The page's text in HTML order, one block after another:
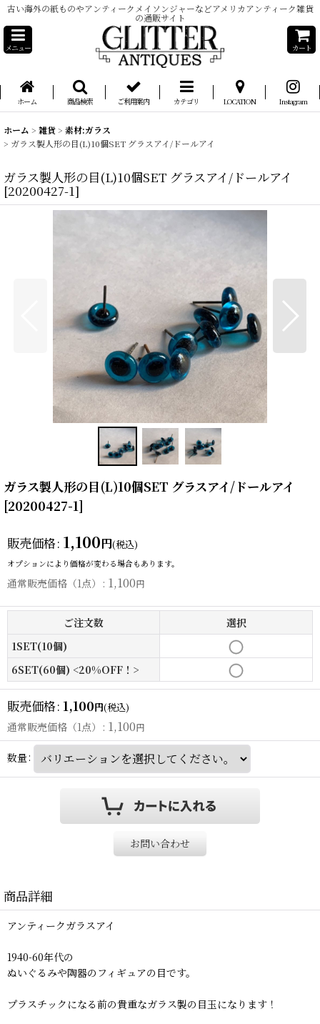
古い海外の紙ものやアンティークメイソンジャーなどアメリカアンティーク雑貨
の通販サイト
メニュー カート
ホーム 商品検索 ご利用案内 カテゴリ LOCATION Instagram
ホーム > 雑貨> 素材:ガラス
> ガラス製人形の目(L)10個SET グラスアイ/ドールアイ
ガラス製人形の目(L)10個SET グラスアイ/ドールアイ
[20200427-1]
ガラス製人形の目(L)10個SET グラスアイ/ドールアイ
[20200427-1]
販売価格: 1,100円(税込)
オプションにより価格が変わる場合もあります。
通常販売価格（1点） : 1,100円
ご注文数
選択
1SET(10個)
6SET(60個) <20%OFF！>
販売価格: 1,100円(税込)
通常販売価格（1点） : 1,100円
数量:
お問い合わせ
商品詳細
アンティークガラスアイ
1940-60年代の
ぬいぐるみや陶器のフィギュアの目です。
プラスチックになる前の貴重なガラス製の目玉になります！